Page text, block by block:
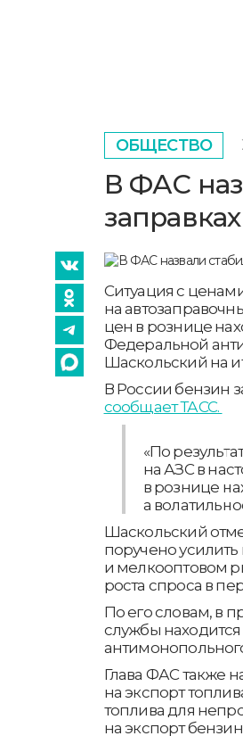
ОБЩЕСТВО
В ФАС
заправках
Ситуация с
на
цен в рознице
Федеральной
Шаскольский на
В России бензин
сообщает ТАСС.
«По
на АЗС в
в рознице
а
Шаскольский
поручено
и мелкооптовом
роста спроса в
По его словам, в
службы
Глава ФАС также
на экспорт
топлива для
на экспорт